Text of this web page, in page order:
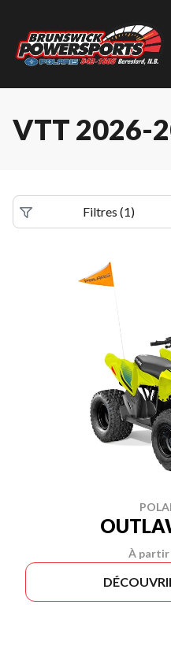
VTT 2026-
Filtres (1)
À partir